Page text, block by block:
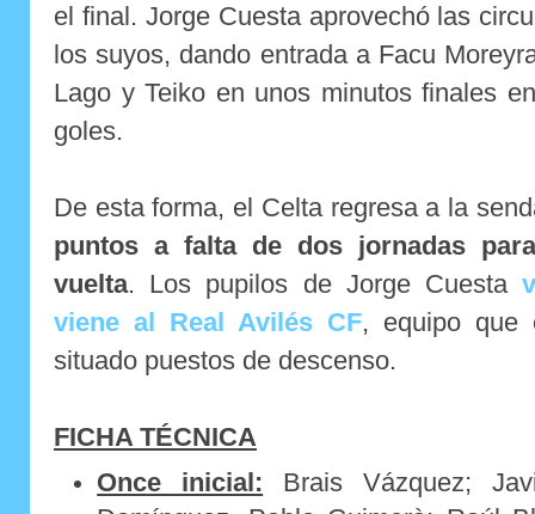
el final. Jorge Cuesta aprovechó las
los suyos, dando entrada a Facu
Lago y Teiko en unos minutos finales
goles.
De esta forma, el Celta regresa a la
puntos a falta de dos jornadas
vuelta. Los pupilos de Jorge Cuesta
viene al Real Avilés CF, equipo que
situado puestos de descenso.
FICHA TÉCNICA
Once inicial: Brais Vázquez;